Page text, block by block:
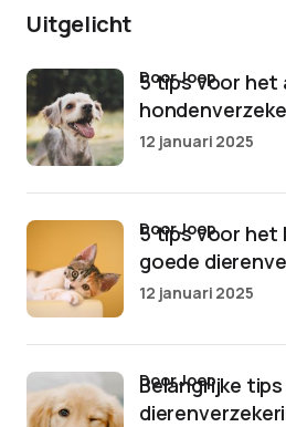
Uitgelicht
5 tips voor het
door Joep
12 januari 2025
5 tips voor het
goede
door Joep
12 januari 2025
Belangrijke
door Joep